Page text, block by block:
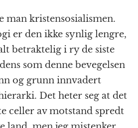
man kristensosialismen.
er den ikke synlig lengre,
betraktelig i ry de siste
som denne bevegelsen
og grunn innvadert
Det heter seg at det
celler av motstand spredt